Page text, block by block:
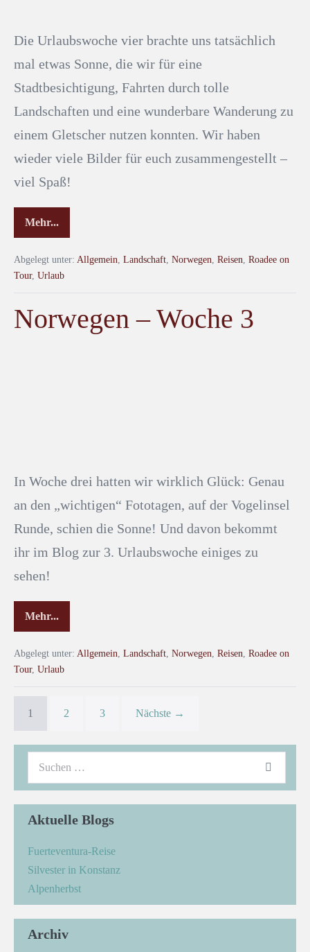
Die Urlaubswoche vier brachte uns tatsächlich
mal etwas Sonne, die wir für eine
Stadtbesichtigung, Fahrten durch tolle
Landschaften und eine wunderbare Wanderung zu
einem Gletscher nutzen konnten. Wir haben
wieder viele Bilder für euch zusammengestellt –
viel Spaß!
Mehr...
Abgelegt unter: Allgemein, Landschaft, Norwegen, Reisen, Roadee on
Tour, Urlaub
Norwegen – Woche 3
In Woche drei hatten wir wirklich Glück: Genau
an den „wichtigen“ Fototagen, auf der Vogelinsel
Runde, schien die Sonne! Und davon bekommt
ihr im Blog zur 3. Urlaubswoche einiges zu
sehen!
Mehr...
Abgelegt unter: Allgemein, Landschaft, Norwegen, Reisen, Roadee on
Tour, Urlaub
1 2 3 Nächste →
Aktuelle Blogs
Fuerteventura-Reise
Silvester in Konstanz
Alpenherbst
Archiv